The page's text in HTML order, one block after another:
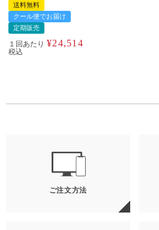
送料無料
クール便でお届け
定期販売
１回あたり ¥24,514
税込
ご注文方法